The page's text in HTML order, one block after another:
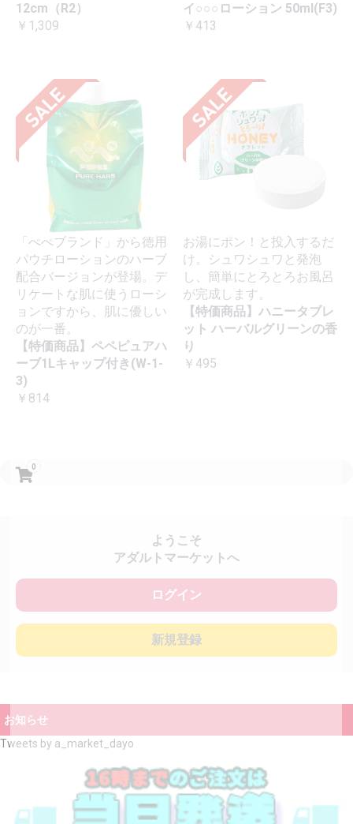
0
ようこそ
アダルトマーケットへ
ログイン
新規登録
お知らせ
Tweets by a_market_dayo
12cm（R2）
￥1,309
イ○○○ローション 50ml(F3)
￥413
「ぺぺブランド」から徳用
パウチローションのハーブ
配合バージョンが登場。デ
リケートな肌に使うローシ
ョンですから、肌に優しい
のが一番。
【特価商品】ペペピュアハ
ーブ1Lキャップ付き(W-1-
3)
￥814
お湯にポン！と投入するだ
け。シュワシュワと発泡
し、簡単にとろとろお風呂
が完成します。
【特価商品】ハニータブレ
ット ハーバルグリーンの香
り
￥495